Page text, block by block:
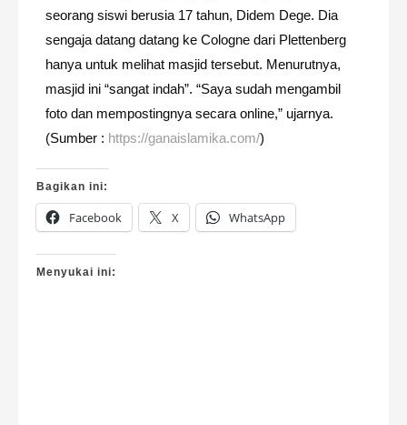
seorang siswi berusia 17 tahun, Didem Dege. Dia
sengaja datang datang ke Cologne dari Plettenberg
hanya untuk melihat masjid tersebut. Menurutnya,
masjid ini “sangat indah”. “Saya sudah mengambil
foto dan mempostingnya secara online,” ujarnya.
(Sumber : https://ganaislamika.com/)
Bagikan ini:
Facebook X WhatsApp
Menyukai ini: